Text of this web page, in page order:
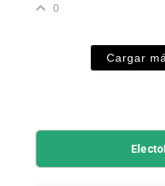
0
Cargar